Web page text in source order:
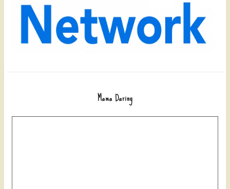
Mama Daring